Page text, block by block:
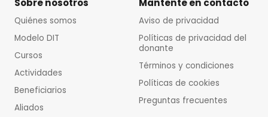
Sobre nosotros
Quiénes somos
Modelo DIT
Cursos
Actividades
Beneficiarios
Aliados
Mantente en contacto
Aviso de privacidad
Políticas de privacidad del
donante
Términos y condiciones
Políticas de cookies
Preguntas frecuentes